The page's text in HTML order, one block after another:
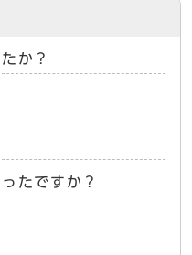
か？
たですか？